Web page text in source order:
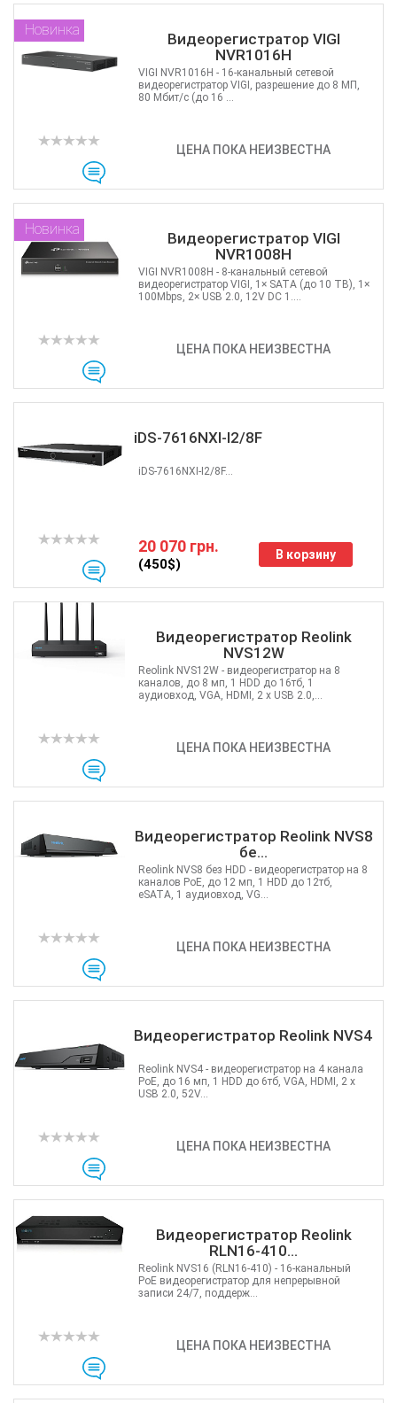
Видеорегистратор VIGI
NVR1016H
Новинка
ЦЕНА ПОКА НЕИЗВЕСТНА
VIGI NVR1016H - 16-канальный сетевой
видеорегистратор VIGI, разрешение до 8 МП,
80 Мбит/с (до 16 ...
Видеорегистратор VIGI
NVR1008H
Новинка
ЦЕНА ПОКА НЕИЗВЕСТНА
VIGI NVR1008H - 8-канальный сетевой
видеорегистратор VIGI, 1× SATA (до 10 TB), 1×
100Mbps, 2× USB 2.0, 12V DC 1....
iDS-7616NXI-I2/8F
20 070 грн.
(450$)
В корзину
iDS-7616NXI-I2/8F...
Видеорегистратор Reolink
NVS12W
ЦЕНА ПОКА НЕИЗВЕСТНА
Reolink NVS12W - видеорегистратор на 8
каналов, до 8 мп, 1 HDD до 16тб, 1
аудиовход, VGA, HDMI, 2 x USB 2.0,...
Видеорегистратор Reolink NVS8
бе...
ЦЕНА ПОКА НЕИЗВЕСТНА
Reolink NVS8 без HDD - видеорегистратор на 8
каналов PoE, до 12 мп, 1 HDD до 12тб,
eSATA, 1 аудиовход, VG...
Видеорегистратор Reolink NVS4
ЦЕНА ПОКА НЕИЗВЕСТНА
Reolink NVS4 - видеорегистратор на 4 канала
PoE, до 16 мп, 1 HDD до 6тб, VGA, HDMI, 2 x
USB 2.0, 52V...
Видеорегистратор Reolink
RLN16-410...
ЦЕНА ПОКА НЕИЗВЕСТНА
Reolink NVS16 (RLN16-410) - 16-канальный
PoE видеорегистратор для непрерывной
записи 24/7, поддерж...